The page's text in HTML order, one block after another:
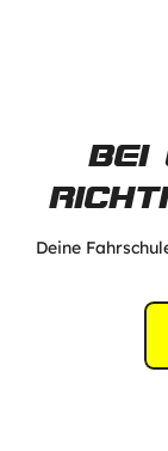
BEI
Deine